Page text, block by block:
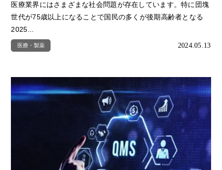
医療業界にはさまざまな社会問題が存在しています。特に団塊
世代が75歳以上になることで国民の多くが後期高齢者となる
2025...
医療・製薬 2024.05.13